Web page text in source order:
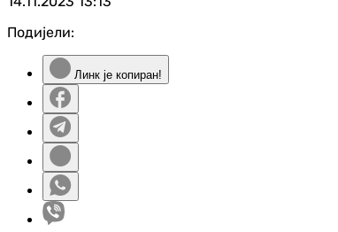
Подијели:
Линк је копиран!